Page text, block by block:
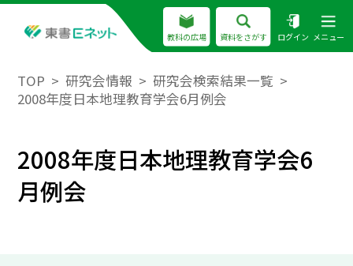
教科の広場 資料をさがす ログイン メニュー
TOP 研究会情報
研究会検索結果一覧
2008年度日本地理教育学会6月例会
2008年度日本地理教育学会6
月例会